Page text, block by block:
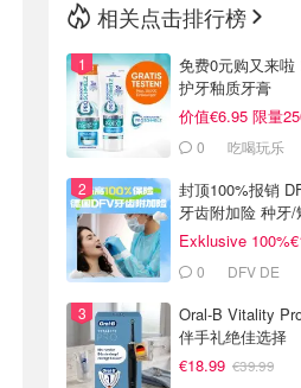
相关点击排行榜
免费0元购又来啦
护牙釉质牙膏
价值€6.95 限量
0 吃喝玩乐
封顶100%报销
牙齿附加险 种牙
报！
Exklusive
继续送10欧礼卡
0 DFV DE
Oral-B Vitality
伴手礼绝佳选择
€18.99 €39.99